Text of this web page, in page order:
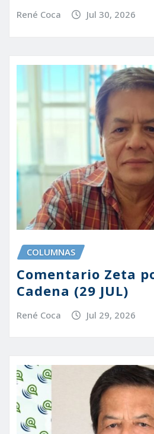
René Coca Jul 30, 2026
COLUMNAS
Comentario Zeta
Cadena (29 JUL)
René Coca Jul 29, 2026